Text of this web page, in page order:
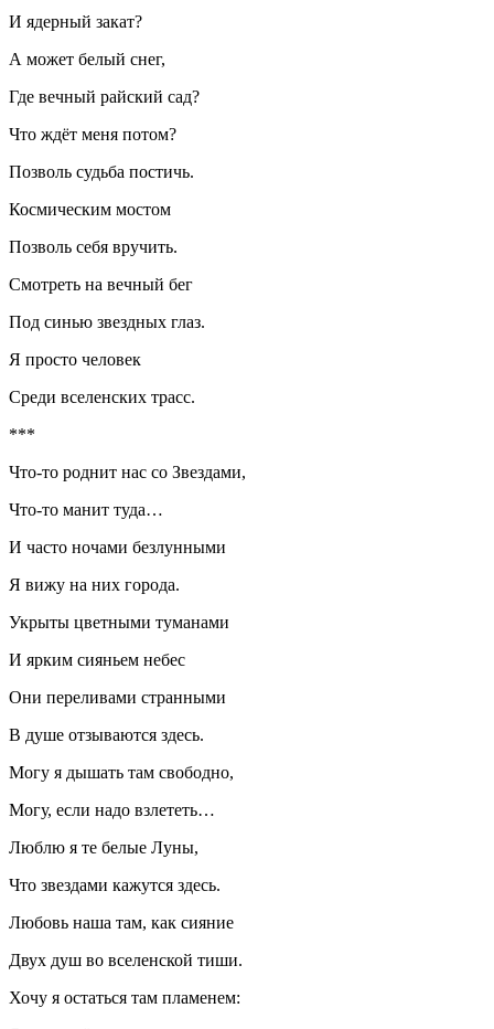
И ядерный закат?
А может белый снег,
Где вечный райский сад?
Что ждёт меня потом?
Позволь судьба постичь.
Космическим мостом
Позволь себя вручить.
Смотреть на вечный бег
Под синью звездных глаз.
Я просто человек
Среди вселенских трасс.
***
Что-то роднит нас со Звездами,
Что-то манит туда…
И часто ночами безлунными
Я вижу на них города.
Укрыты цветными туманами
И ярким сияньем небес
Они переливами странными
В душе отзываются здесь.
Могу я дышать там свободно,
Могу, если надо взлететь…
Люблю я те белые Луны,
Что звездами кажутся здесь.
Любовь наша там, как сияние
Двух душ во вселенской тиши.
Хочу я остаться там пламенем: